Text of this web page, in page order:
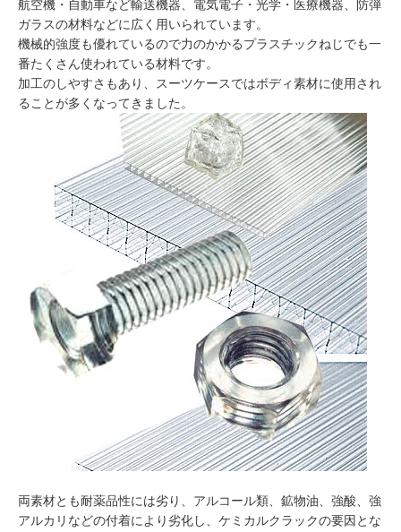
航空機・自動車など輸送機器、電気電子・光学・医療機器、防弾
ガラスの材料などに広く用いられています。
機械的強度も優れているので力のかかるプラスチックねじでも一
番たくさん使われている材料です。
加工のしやすさもあり、スーツケースではボディ素材に使用され
ることが多くなってきました。
両素材とも耐薬品性には劣り、アルコール類、鉱物油、強酸、強
アルカリなどの付着により劣化し、ケミカルクラックの要因とな